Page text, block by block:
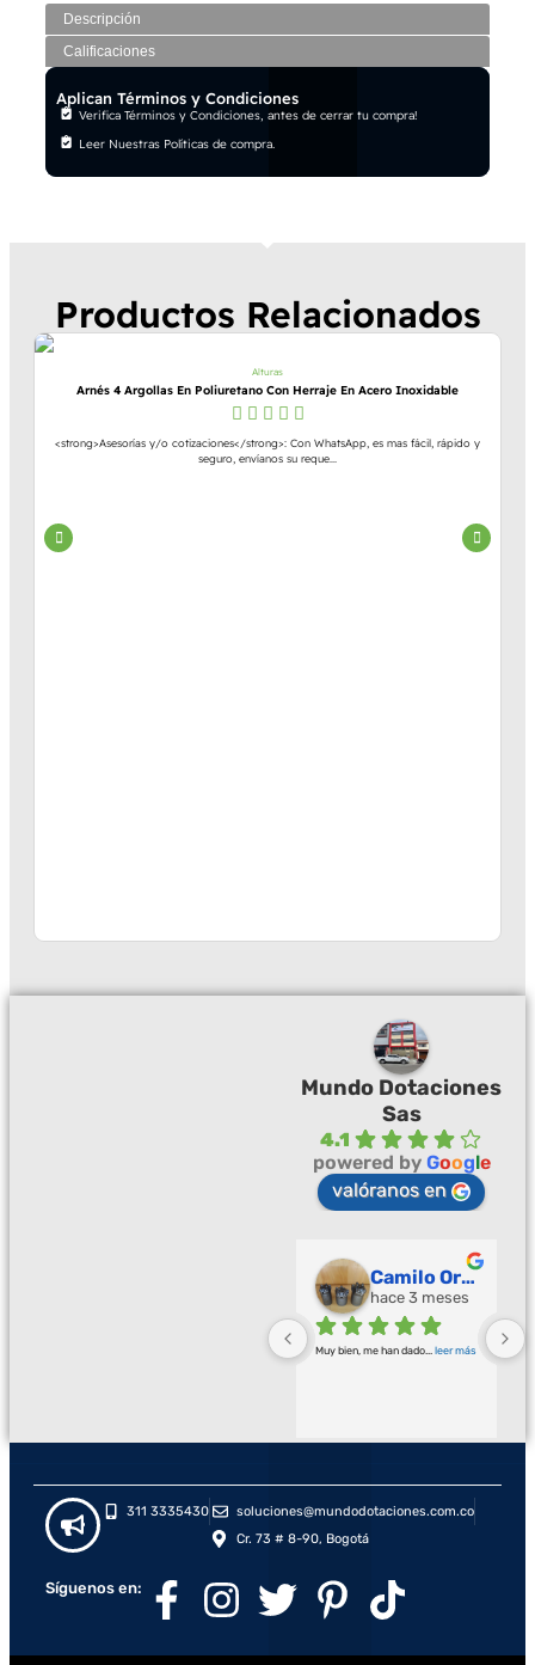
Descripción
Calificaciones
Aplican Términos y Condiciones
Verifica Términos y Condiciones, antes de cerrar tu compra!
Leer Nuestras Políticas de compra.
Productos Relacionados
Alturas
Arnés 4 Argollas En Poliuretano Con Herraje En Acero Inoxidable
<strong>Asesorías y/o cotizaciones</strong>: Con WhatsApp, es mas fácil, rápido y
seguro, envíanos su reque...
Mundo Dotaciones
Sas
4.1
powered by Google
valóranos en
Camilo Ortegón
hace 3 meses
Muy bien, me han dado leer más
311 3335430
soluciones@mundodotaciones.com.co
Cr. 73 # 8-90, Bogotá
Síguenos en: